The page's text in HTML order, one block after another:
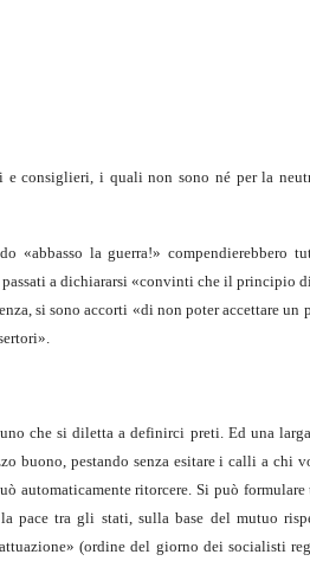
consiglieri, i quali non sono né per la
«abbasso la guerra!» compendierebbero
a dichiararsi «convinti che il principio
si sono accorti «di non poter accettare
che si diletta a definirci preti. Ed una
buono, pestando senza esitare i calli a chi
ritorcere. Si può formulare
pace tra gli stati, sulla base del mutuo
(ordine del giorno dei socialisti